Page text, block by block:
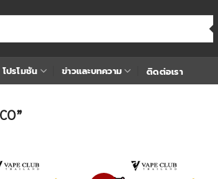
โปรโมชัน ข่าวและบทความ ติดต่อเรา